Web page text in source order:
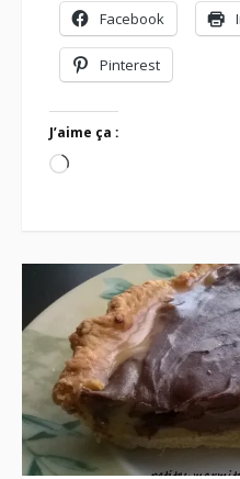
Facebook
Pinterest
J’aime ça :
Chargement…